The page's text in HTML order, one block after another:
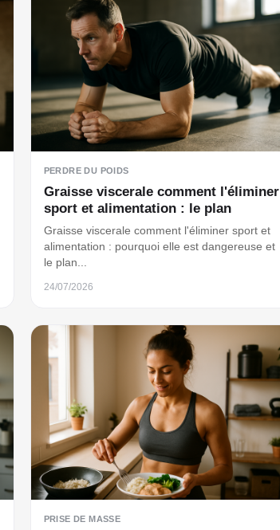
PERDRE DU POIDS
Graisse viscerale comment l'éliminer
sport et alimentation : le plan
Graisse viscerale comment l'éliminer sport et
alimentation : pourquoi elle est dangereuse et
le plan...
24/07/2026
PRISE DE MASSE